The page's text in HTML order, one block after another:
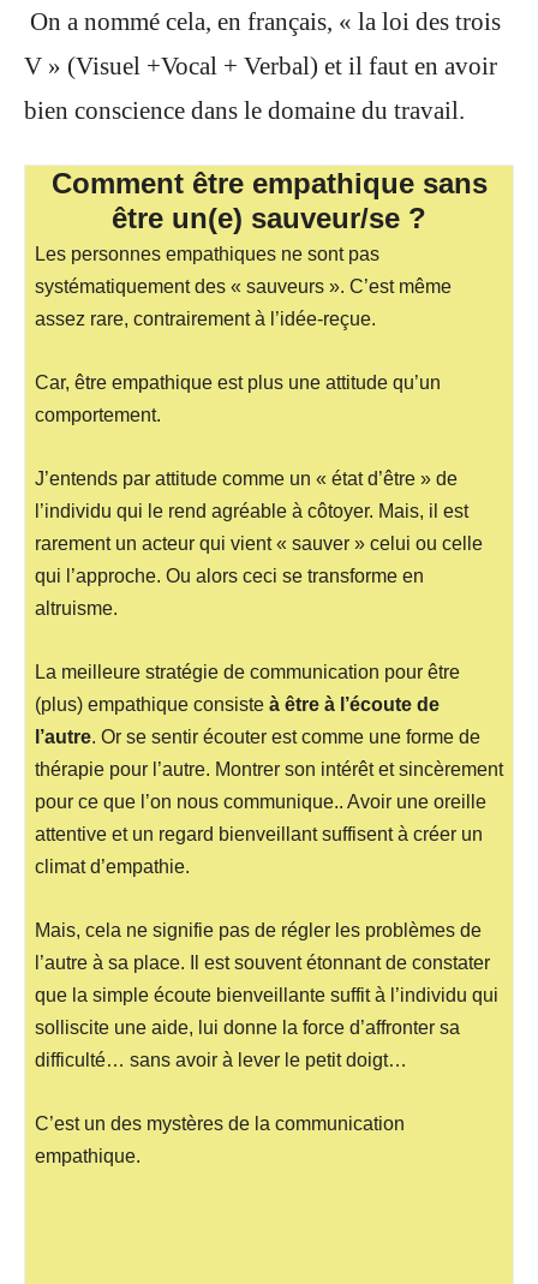
On a nommé cela, en français, « la loi des trois
V » (Visuel +Vocal + Verbal) et il faut en avoir
bien conscience dans le domaine du travail.
Comment être empathique sans
être un(e) sauveur/se ?
Les personnes empathiques ne sont pas
systématiquement des « sauveurs ». C’est même
assez rare, contrairement à l’idée-reçue.
Car, être empathique est plus une attitude qu’un
comportement.
J’entends par attitude comme un « état d’être » de
l’individu qui le rend agréable à côtoyer. Mais, il est
rarement un acteur qui vient « sauver » celui ou celle
qui l’approche. Ou alors ceci se transforme en
altruisme.
La meilleure stratégie de communication pour être
(plus) empathique consiste à être à l’écoute de
l’autre. Or se sentir écouter est comme une forme de
thérapie pour l’autre. Montrer son intérêt et sincèrement
pour ce que l’on nous communique.. Avoir une oreille
attentive et un regard bienveillant suffisent à créer un
climat d’empathie.
Mais, cela ne signifie pas de régler les problèmes de
l’autre à sa place. Il est souvent étonnant de constater
que la simple écoute bienveillante suffit à l’individu qui
solliscite une aide, lui donne la force d’affronter sa
difficulté… sans avoir à lever le petit doigt…
C’est un des mystères de la communication
empathique.